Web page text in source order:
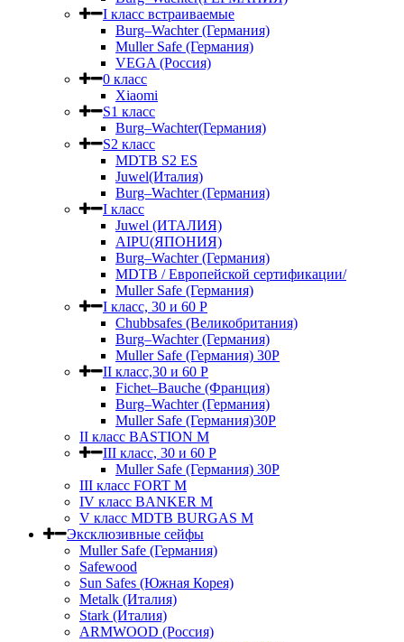
I класс встраиваемые
Burg–Wachter (Германия)
Muller Safe (Германия)
VEGA (Россия)
0 класс
Xiaomi
S1 класс
Burg–Wachter(Германия)
S2 класс
MDTB S2 ES
Juwel(Италия)
Burg–Wachter (Германия)
I класс
Juwel (ИТАЛИЯ)
AIPU(ЯПОНИЯ)
Burg–Wachter (Германия)
MDTB / Европейской сертификации/
Muller Safe (Германия)
I класс, 30 и 60 P
Chubbsafes (Великобритания)
Burg–Wachter (Германия)
Muller Safe (Германия) 30Р
II класс,30 и 60 P
Fichet–Bauche (Франция)
Burg–Wachter (Германия)
Muller Safe (Германия)30P
II класс BASTION M
III класс, 30 и 60 P
Muller Safe (Германия) 30Р
III класс FORT M
IV класс BANKER M
V класс МDTB BURGAS M
Эксклюзивные сейфы
Muller Safe (Германия)
Safewood
Sun Safes (Южная Корея)
Metalk (Италия)
Stark (Италия)
ARMWOOD (Россия)